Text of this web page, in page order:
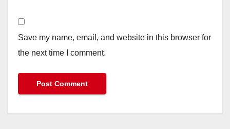
Save my name, email, and website in this browser for
the next time I comment.